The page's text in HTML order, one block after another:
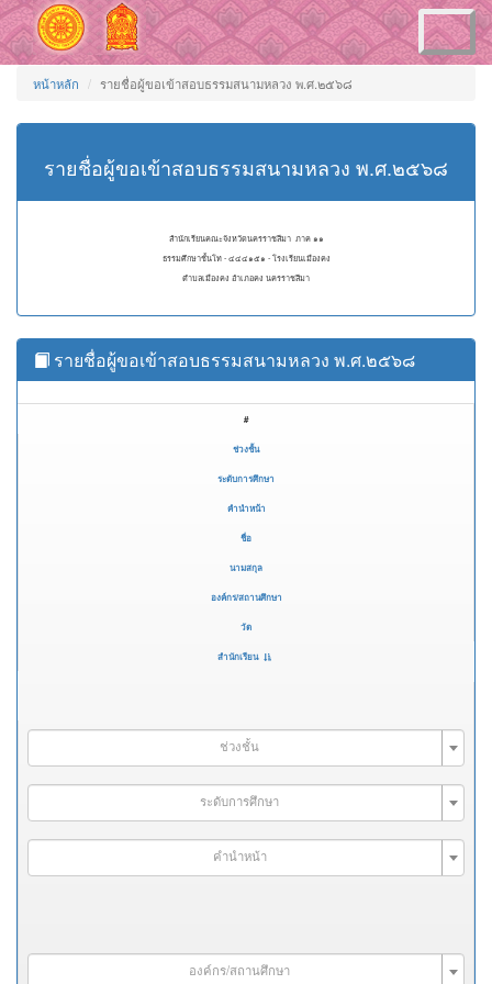
Toggle
navigation
หน้าหลัก รายชื่อผู้ขอเข้าสอบธรรมสนามหลวง พ.ศ.๒๕๖๘
รายชื่อผู้ขอเข้าสอบธรรมสนามหลวง พ.ศ.๒๕๖๘
สำนักเรียนคณะจังหวัดนครราชสีมา ภาค ๑๑
ธรรมศึกษาชั้นโท - ๔๔๔๑๕๑ - โรงเรียนเมืองคง
ตำบลเมืองคง อำเภอคง นครราชสีมา
รายชื่อผู้ขอเข้าสอบธรรมสนามหลวง พ.ศ.๒๕๖๘
#
ช่วงชั้น
ระดับการศึกษา
คำนำหน้า
ชื่อ
นามสกุล
องค์กร/สถานศึกษา
วัด
สำนักเรียน
ช่วงชั้น
ระดับการศึกษา
คำนำหน้า
องค์กร/สถานศึกษา